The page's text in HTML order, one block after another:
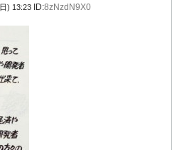
) 13:23 ID:8zNzdN9X0